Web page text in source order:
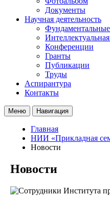
Документы
Научная деятельность
Конференции
Гранты
Публикации
Труды
Аспирантура
Контакты
Меню Навигация
Главная
НИИ «Прикладная
Новости
Новости